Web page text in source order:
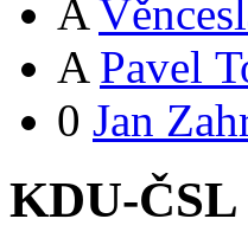
A
A Pavel
0 Jan
KDU-ČSL